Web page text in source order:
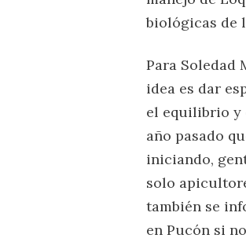
biológicas de
Para Soledad
idea es dar
el equilibrio y
año pasado
iniciando,
solo
también se
en Pucón si